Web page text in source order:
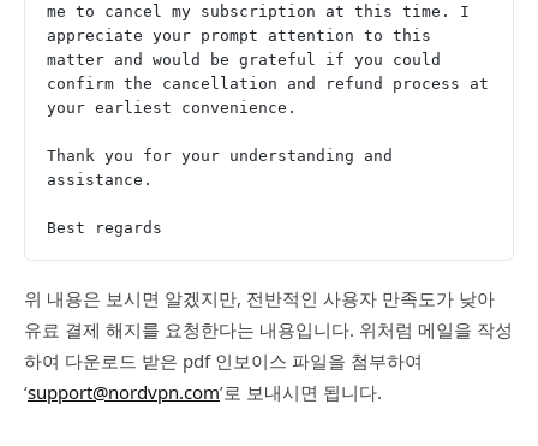
me to cancel my subscription at this time. I
appreciate your prompt attention to this
matter and would be grateful if you could
confirm the cancellation and refund process at
your earliest convenience.
Thank you for your understanding and
assistance.
Best regards
위 내용은 보시면 알겠지만, 전반적인 사용자 만족도가 낮아
유료 결제 해지를 요청한다는 내용입니다. 위처럼 메일을 작성
하여 다운로드 받은 pdf 인보이스 파일을 첨부하여
‘support@nordvpn.com’로 보내시면 됩니다.